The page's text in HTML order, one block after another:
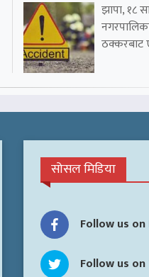
झापा, १८
ठक्करबाट
सोसल मिडिया
Follow us
Follow us